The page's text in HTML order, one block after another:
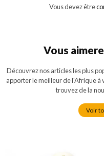
Vous devez être
Vous
Découvrez nos articles les plus
apporter le meilleur de l'Afrique à
trouvez de la
Voir